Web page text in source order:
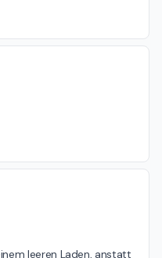
leeren Laden, anstatt